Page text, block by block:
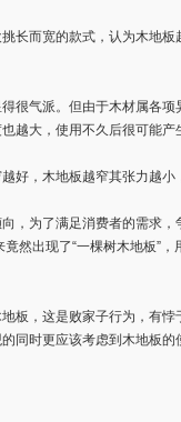
长而宽的款式，认为木地
很气派。但由于木材属各
越大，使用不久后很可能产
，木地板越窄其张力越小
，为了满足消费者的需求
然出现了“一棵树木地板”
，这是败家子行为，有悖
同时更应该考虑到木地板的